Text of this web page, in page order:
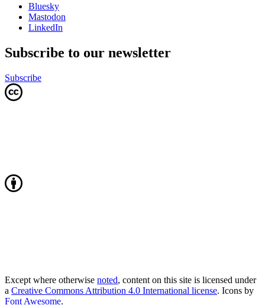
Bluesky
Mastodon
LinkedIn
Subscribe to our newsletter
Subscribe
Except where otherwise noted, content on this site is licensed under
a Creative Commons Attribution 4.0 International license. Icons by
Font Awesome.